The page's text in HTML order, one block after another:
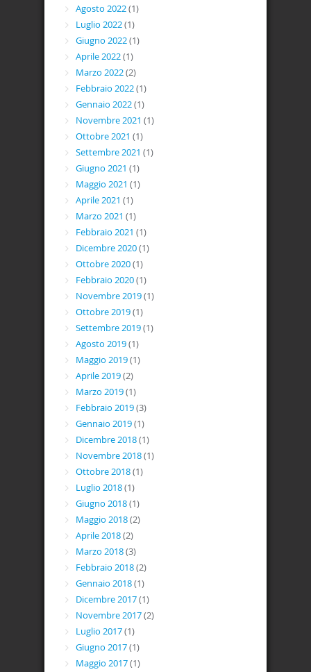
Agosto 2022(1)
Luglio 2022(1)
Giugno 2022(1)
Aprile 2022(1)
Marzo 2022(2)
Febbraio 2022(1)
Gennaio 2022(1)
Novembre 2021 (1)
Ottobre 2021 (1)
Settembre 2021 (1)
Giugno 2021 (1)
Maggio 2021 (1)
Aprile 2021 (1)
Marzo 2021 (1)
Febbraio 2021 (1)
Dicembre 2020(1)
Ottobre 2020(1)
Febbraio 2020(1)
Novembre 2019(1)
Ottobre 2019(1)
Settembre 2019(1)
Agosto 2019(1)
Maggio 2019(1)
Aprile 2019(2)
Marzo 2019(1)
Febbraio 2019(3)
Gennaio 2019(1)
Dicembre 2018(1)
Novembre 2018(1)
Ottobre 2018(1)
Luglio 2018(1)
Giugno 2018(1)
Maggio 2018(2)
Aprile 2018(2)
Marzo 2018(3)
Febbraio 2018(2)
Gennaio 2018(1)
Dicembre 2017(1)
Novembre 2017(2)
Luglio 2017(1)
Giugno 2017(1)
Maggio 2017(1)